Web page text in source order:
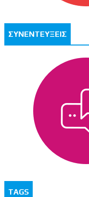
ΣΥΝΕΝΤΕΥΞΕΙΣ
TAGS